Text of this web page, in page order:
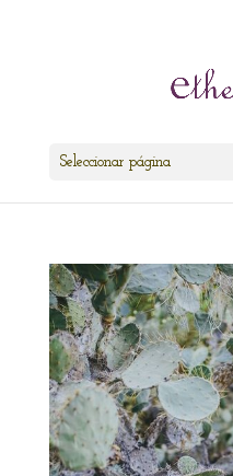
Seleccionar página